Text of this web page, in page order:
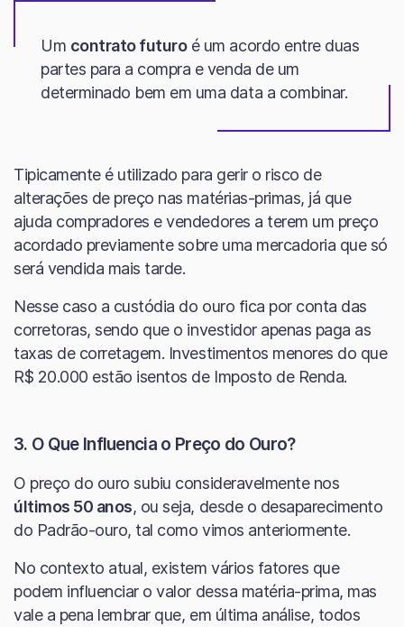
Um contrato futuroé um acordo entre duas
partes para a compra e venda de um
determinado bem em uma data a combinar.
Tipicamente é utilizado para gerir o risco de
alterações de preço nas matérias-primas, já que
ajuda compradores e vendedores a terem um preço
acordado previamente sobre uma mercadoria que só
será vendida mais tarde.
Nesse caso a custódia do ouro fica por conta das
corretoras, sendo que o investidor apenas paga as
taxas de corretagem. Investimentos menores do que
R$ 20.000 estão isentos de Imposto de Renda.
3. O Que Influencia o Preço do Ouro?
O preço do ouro subiu consideravelmente nos
últimos 50 anos, ou seja, desde o desaparecimento
do Padrão-ouro, tal como vimos anteriormente.
No contexto atual, existem vários fatores que
podem influenciar o valor dessa matéria-prima, mas
vale a pena lembrar que, em última análise, todos